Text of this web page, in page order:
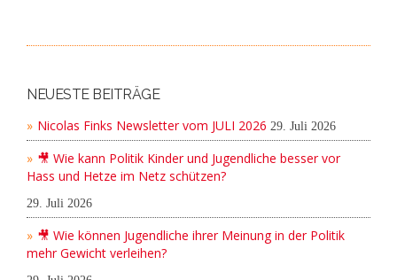
NEUESTE BEITRÄGE
Nicolas Finks Newsletter vom JULI 2026 29. Juli 2026
🎥 Wie kann Politik Kinder und Jugendliche besser vor
Hass und Hetze im Netz schützen?
29. Juli 2026
🎥 Wie können Jugendliche ihrer Meinung in der Politik
mehr Gewicht verleihen?